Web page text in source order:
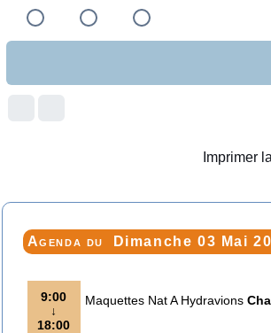
Imprimer
Agenda du Dimanche 03 Mai
9:00
↓
18:00
Maquettes Nat A Hydravions